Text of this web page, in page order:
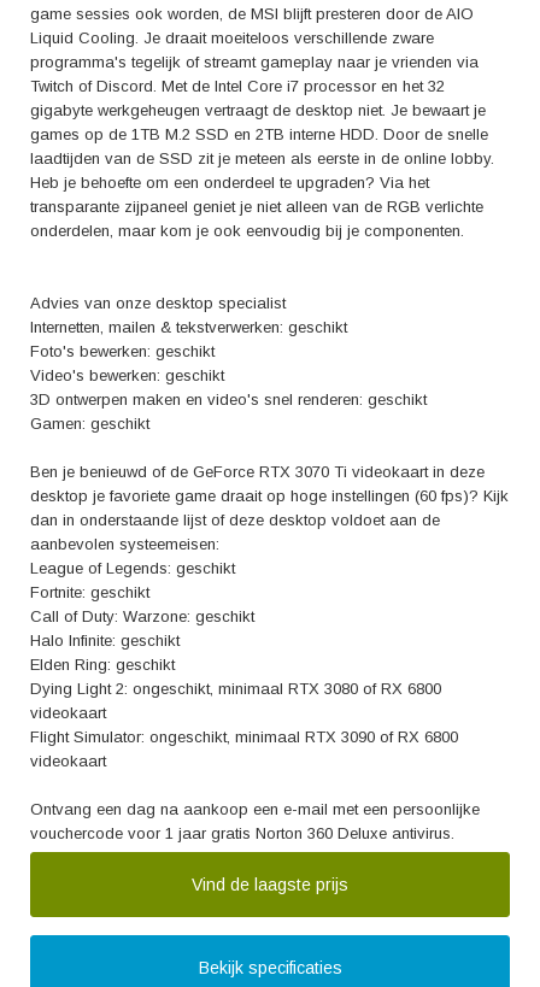
Flight Simulator: ongeschikt, minimaal RTX 3090 of RX 6800 videokaart
Ontvang een dag na aankoop een e-mail met een persoonlijke
vouchercode voor 1 jaar gratis Norton 360 Deluxe antivirus.
game sessies ook worden, de MSI blijft presteren door de AIO
Liquid Cooling. Je draait moeiteloos verschillende zware
programma's tegelijk of streamt gameplay naar je vrienden via
Twitch of Discord. Met de Intel Core i7 processor en het 32
gigabyte werkgeheugen vertraagt de desktop niet. Je bewaart je
games op de 1TB M.2 SSD en 2TB interne HDD. Door de snelle
laadtijden van de SSD zit je meteen als eerste in de online lobby.
Heb je behoefte om een onderdeel te upgraden? Via het
transparante zijpaneel geniet je niet alleen van de RGB verlichte
onderdelen, maar kom je ook eenvoudig bij je componenten.
Advies van onze desktop specialist
Internetten, mailen & tekstverwerken: geschikt
Foto's bewerken: geschikt
Video's bewerken: geschikt
3D ontwerpen maken en video's snel renderen: geschikt
Gamen: geschikt
Ben je benieuwd of de GeForce RTX 3070 Ti videokaart in deze
desktop je favoriete game draait op hoge instellingen (60 fps)? Kijk
dan in onderstaande lijst of deze desktop voldoet aan de
aanbevolen systeemeisen:
League of Legends: geschikt
Fortnite: geschikt
Call of Duty: Warzone: geschikt
Halo Infinite: geschikt
Elden Ring: geschikt
Dying Light 2: ongeschikt, minimaal RTX 3080 of RX 6800
videokaart
Flight Simulator: ongeschikt, minimaal RTX 3090 of RX 6800
videokaart
Ontvang een dag na aankoop een e-mail met een persoonlijke
vouchercode voor 1 jaar gratis Norton 360 Deluxe antivirus.
Vind de laagste prijs
Bekijk specificaties